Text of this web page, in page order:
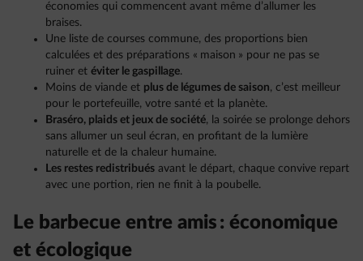
économies qui commencent avant même d’allumer les
braises.
Une liste de courses commune, des proportions bien
calculées et des préparations « maison » pour ne pas se
ruiner et éviter le gaspillage.
Moins de viande et plus de légumes de saison, c’est meilleur
pour le portefeuille, votre santé et la planète.
Braséro, plaids et jeux de société, la soirée se prolonge dehors
sans allumer un seul écran, en profitant de la lumière
naturelle et de la chaleur humaine.
Les restes redistribués avant le départ, chaque convive repart
avec une portion, rien ne finit à la poubelle.
Le barbecue entre amis : économique
et écologique